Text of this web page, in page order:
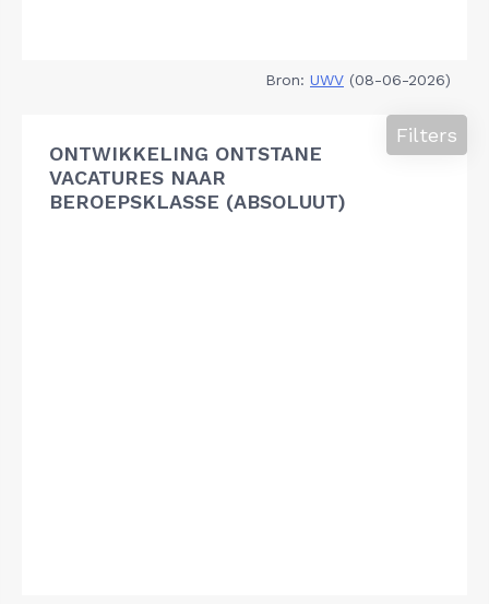
Bron: UWV (08-06-2026)
ONTWIKKELING ONTSTANE
VACATURES NAAR
BEROEPSKLASSE (ABSOLUUT)
Filters